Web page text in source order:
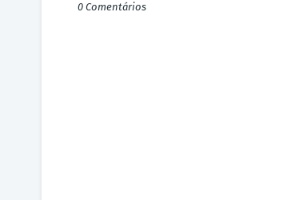
0 Comentários